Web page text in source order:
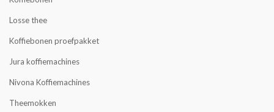
Losse thee
Koffiebonen proefpakket
Jura koffiemachines
Nivona Koffiemachines
Theemokken